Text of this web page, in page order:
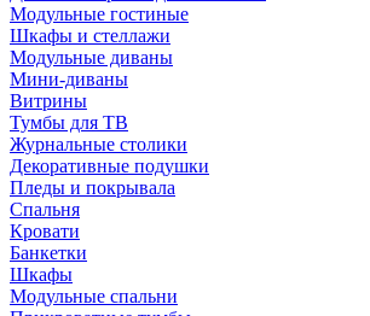
Модульные гостиные
Шкафы и стеллажи
Модульные диваны
Мини-диваны
Витрины
Тумбы для ТВ
Журнальные столики
Декоративные подушки
Пледы и покрывала
Спальня
Кровати
Банкетки
Шкафы
Модульные спальни